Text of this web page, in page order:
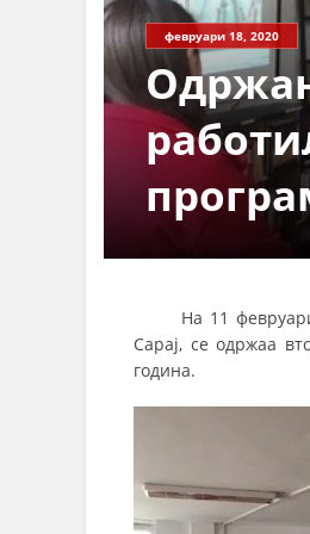
февруари 18, 2020
На 11 февруари
Сарај, се одржаа
година.